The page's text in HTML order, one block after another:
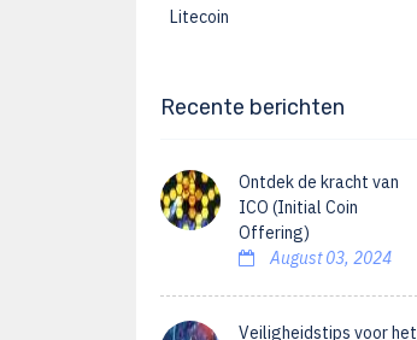
Litecoin
Recente berichten
Ontdek de kracht van
ICO (Initial Coin
Offering)
August 03, 2024
Veiligheidstips voor het